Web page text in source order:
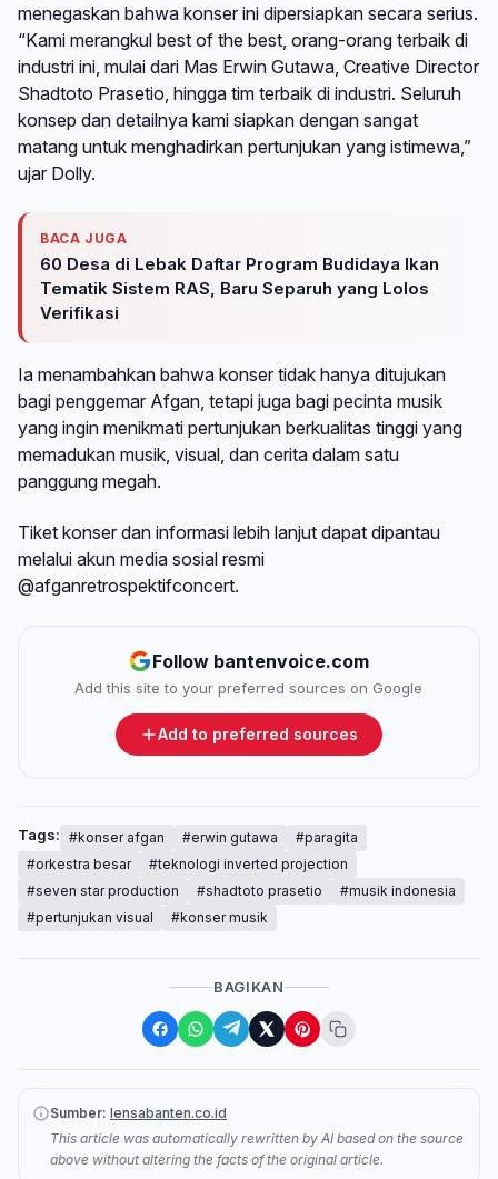
menegaskan bahwa konser ini dipersiapkan secara serius.
“Kami merangkul best of the best, orang-orang terbaik di
industri ini, mulai dari Mas Erwin Gutawa, Creative Director
Shadtoto Prasetio, hingga tim terbaik di industri. Seluruh
konsep dan detailnya kami siapkan dengan sangat
matang untuk menghadirkan pertunjukan yang istimewa,”
ujar Dolly.
BACA JUGA
60 Desa di Lebak Daftar Program Budidaya Ikan
Tematik Sistem RAS, Baru Separuh yang Lolos
Verifikasi
Ia menambahkan bahwa konser tidak hanya ditujukan
bagi penggemar Afgan, tetapi juga bagi pecinta musik
yang ingin menikmati pertunjukan berkualitas tinggi yang
memadukan musik, visual, dan cerita dalam satu
panggung megah.
Tiket konser dan informasi lebih lanjut dapat dipantau
melalui akun media sosial resmi
@afganretrospektifconcert.
Follow bantenvoice.com
Add this site to your preferred sources on Google
Add to preferred sources
Tags: #konser afgan #erwin gutawa
#paragita
#orkestra besar
#teknologi inverted projection
#seven star production
#shadtoto prasetio
#musik indonesia
#pertunjukan visual
#konser musik
BAGIKAN
Sumber: lensabanten.co.id
This article was automatically rewritten by AI based on the source
above without altering the facts of the original article.